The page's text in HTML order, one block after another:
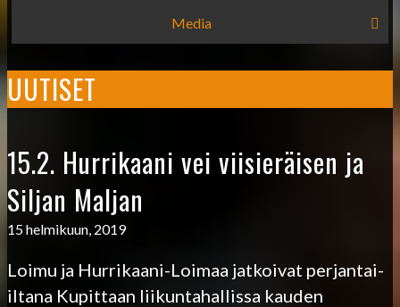
Media
UUTISET
15.2. Hurrikaani vei viisieräisen ja
Siljan Maljan
15 helmikuun, 2019
Loimu ja Hurrikaani-Loimaa jatkoivat perjantai-
iltana Kupittaan liikuntahallissa kauden